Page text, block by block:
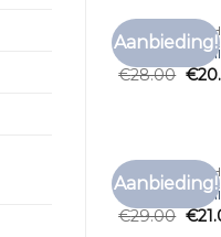
Aanbieding!
ALAN RED T
alan red t
€28.00 €
Aanbieding!
ALAN RED T
alan red t
€29.00 €